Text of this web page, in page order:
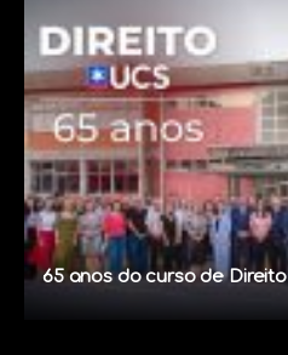
65 anos do curso de Direito